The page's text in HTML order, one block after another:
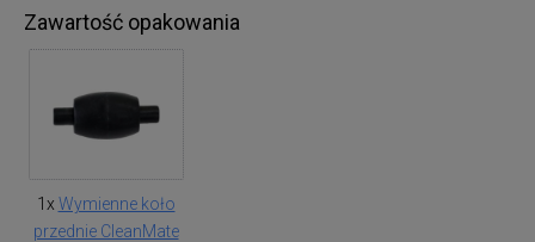
Zawartość opakowania
1x Wymienne koło
przednie CleanMate